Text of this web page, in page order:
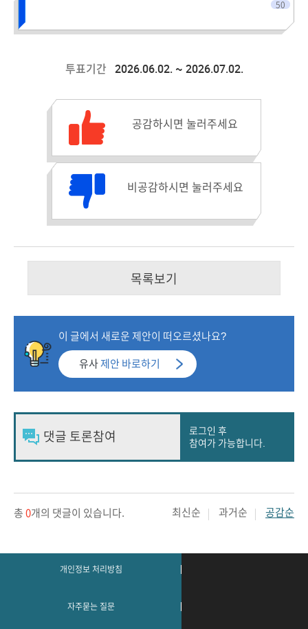
50
투표기간 2026.06.02. ~ 2026.07.02.
공감수 :
공감하시면 눌러주세요
비공감수 :
비공감하시면 눌러주세요
목록보기
이 글에서 새로운 제안이 떠오르셨나요?
유사 제안 바로하기
로그인 후
참여가 가능합니다.
총 0개의 댓글이 있습니다. 최신순 과거순 공감순
개인정보 처리방침
자주묻는 질문